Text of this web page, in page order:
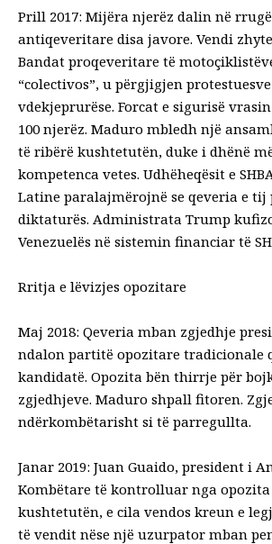
Prill 2017: Mijëra njerëz dalin në
antiqeveritare disa javore. Vendi
Bandat proqeveritare të
“colectivos”, u përgjigjen
vdekjeprurëse. Forcat e sigurisë
100 njerëz. Maduro mbledh një
të ribërë kushtetutën, duke i dhënë
kompetenca vetes. Udhëheqësit e
Latine paralajmërojnë se qeveria e tij
diktaturës. Administrata Trump
Venezuelës në sistemin financiar të
Rritja e lëvizjes opozitare
Maj 2018: Qeveria mban zgjedhje
ndalon partitë opozitare tradicionale
kandidatë. Opozita bën thirrje për
zgjedhjeve. Maduro shpall fitoren.
ndërkombëtarisht si të parregullta.
Janar 2019: Juan Guaido, president i
Kombëtare të kontrolluar nga
kushtetutën, e cila vendos kreun e
të vendit nëse një uzurpator mban